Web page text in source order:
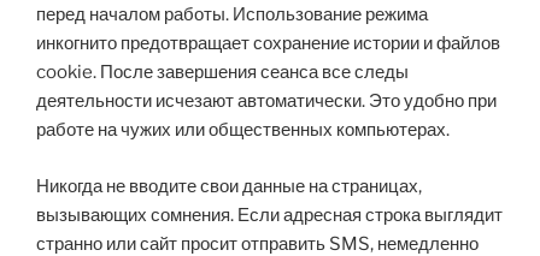
перед началом работы. Использование режима
инкогнито предотвращает сохранение истории и файлов
cookie. После завершения сеанса все следы
деятельности исчезают автоматически. Это удобно при
работе на чужих или общественных компьютерах.
Никогда не вводите свои данные на страницах,
вызывающих сомнения. Если адресная строка выглядит
странно или сайт просит отправить SMS, немедленно